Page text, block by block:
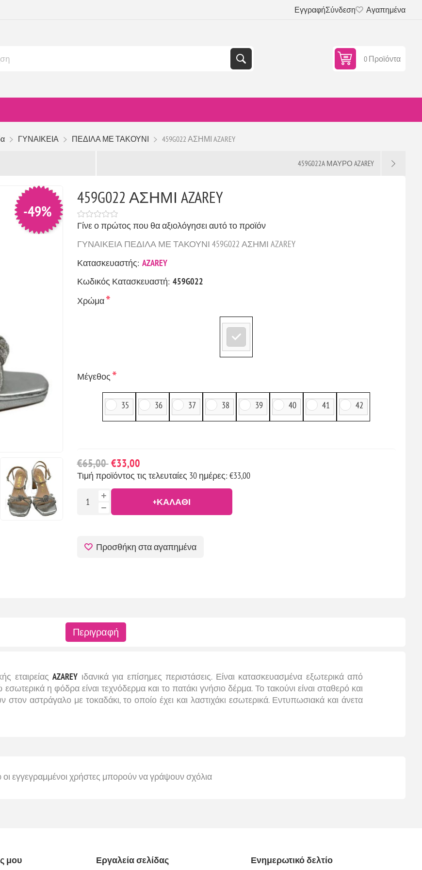
ΕγγραφήΣύνδεση Αγαπημένα
0 Προϊόντα
ΓΥΝΑΙΚΕΙΑ ΠΕΔΙΛΑ ΜΕ ΤΑΚΟΥΝΙ 459G022 ΑΣΗΜΙ AZAREY
459G022A ΜΑΥΡΟ AZAREY
-49%
459G022 ΑΣΗΜΙ AZAREY
Γίνε ο πρώτος που θα αξιολόγησει αυτό το προϊόν
ΓΥΝΑΙΚΕΙΑ ΠΕΔΙΛΑ ΜΕ ΤΑΚΟΥΝΙ 459G022 ΑΣΗΜΙ AZAREY
Κατασκευαστής: AZAREY
Κωδικός Κατασκευαστή: 459G022
Χρώμα*
Μέγεθος *
35 36 37 38 39 40 41 42
€65,00 €33,00
Τιμή προϊόντος τις τελευταίες 30 ημέρες: €33,00
+ΚΑΛΆΘΙ
Προσθήκη στα αγαπημένα
Περιγραφή
εταιρείαςAZAREY ιδανικά για επίσημες περιστάσεις. Είναι κατασκευασμένα εξωτερικά από
η φόδρα είναι τεχνόδερμα και το πατάκι γνήσιο δέρμα. Το τακούνι είναι σταθερό και
στον αστράγαλο με τοκαδάκι, το οποίο έχει και λαστιχάκι εσωτερικά. Εντυπωσιακά και άνετα
εγγεγραμμένοι χρήστες μπορούν να γράψουν σχόλια
μου Εργαλεία σελίδας Ενημερωτικό δελτίο